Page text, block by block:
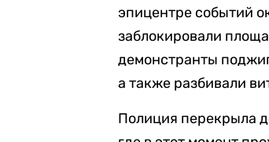
эпицентре событий
заблокировали
демонстранты
а также разбивали
Полиция перекрыла